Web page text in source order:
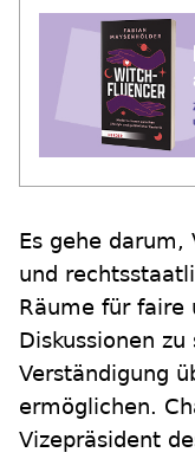
Es gehe
und
Räume für faire
Diskussionen
Verständigung
ermöglichen.
Vizepräsident